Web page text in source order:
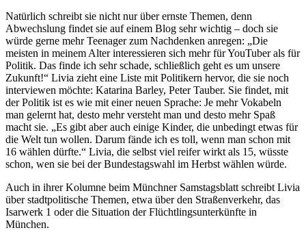
Natürlich schreibt sie nicht nur über ernste Themen, denn
Abwechslung findet sie auf einem Blog sehr wichtig – doch sie
würde gerne mehr Teenager zum Nachdenken anregen: „Die
meisten in meinem Alter interessieren sich mehr für YouTuber als für
Politik. Das finde ich sehr schade, schließlich geht es um unsere
Zukunft!“ Livia zieht eine Liste mit Politikern hervor, die sie noch
interviewen möchte: Katarina Barley, Peter Tauber. Sie findet, mit
der Politik ist es wie mit einer neuen Sprache: Je mehr Vokabeln
man gelernt hat, desto mehr versteht man und desto mehr Spaß
macht sie. „Es gibt aber auch einige Kinder, die unbedingt etwas für
die Welt tun wollen. Darum fände ich es toll, wenn man schon mit
16 wählen dürfte.“ Livia, die selbst viel reifer wirkt als 15, wüsste
schon, wen sie bei der Bundestagswahl im Herbst wählen würde.
Auch in ihrer Kolumne beim Münchner Samstagsblatt schreibt Livia
über stadtpolitische Themen, etwa über den Straßenverkehr, das
Isarwerk 1 oder die Situation der Flüchtlingsunterkünfte in
München.